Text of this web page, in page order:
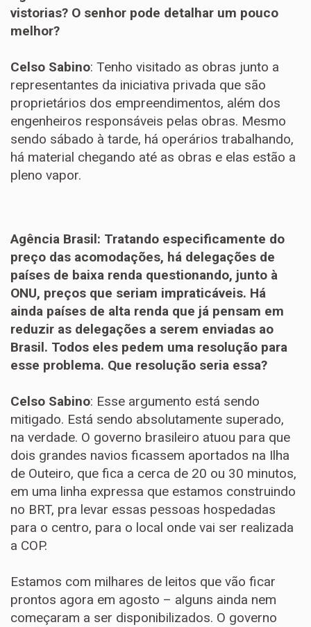
vistorias? O senhor pode detalhar um pouco
melhor?
Celso Sabino: Tenho visitado as obras junto a
representantes da iniciativa privada que são
proprietários dos empreendimentos, além dos
engenheiros responsáveis pelas obras. Mesmo
sendo sábado à tarde, há operários trabalhando,
há material chegando até as obras e elas estão a
pleno vapor.
Agência Brasil: Tratando especificamente do
preço das acomodações, há delegações de
países de baixa renda questionando, junto à
ONU, preços que seriam impraticáveis. Há
ainda países de alta renda que já pensam em
reduzir as delegações a serem enviadas ao
Brasil. Todos eles pedem uma resolução para
esse problema. Que resolução seria essa?
Celso Sabino: Esse argumento está sendo
mitigado. Está sendo absolutamente superado,
na verdade. O governo brasileiro atuou para que
dois grandes navios ficassem aportados na Ilha
de Outeiro, que fica a cerca de 20 ou 30 minutos,
em uma linha expressa que estamos construindo
no BRT, pra levar essas pessoas hospedadas
para o centro, para o local onde vai ser realizada
a COP.
Estamos com milhares de leitos que vão ficar
prontos agora em agosto – alguns ainda nem
começaram a ser disponibilizados. O governo